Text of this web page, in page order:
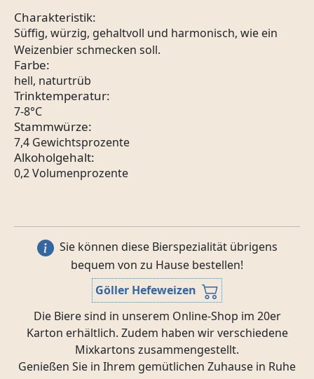
Charakteristik:
Süffig, würzig, gehaltvoll und harmonisch, wie ein
Weizenbier schmecken soll.
Farbe:
hell, naturtrüb
Trinktemperatur:
7-8°C
Stammwürze:
7,4 Gewichtsprozente
Alkoholgehalt:
0,2 Volumenprozente
Sie können diese Bierspezialität übrigens
bequem von zu Hause bestellen!
Göller Hefeweizen
Die Biere sind in unserem Online-Shop im 20er
Karton erhältlich. Zudem haben wir verschiedene
Mixkartons zusammengestellt.
Genießen Sie in Ihrem gemütlichen Zuhause in Ruhe